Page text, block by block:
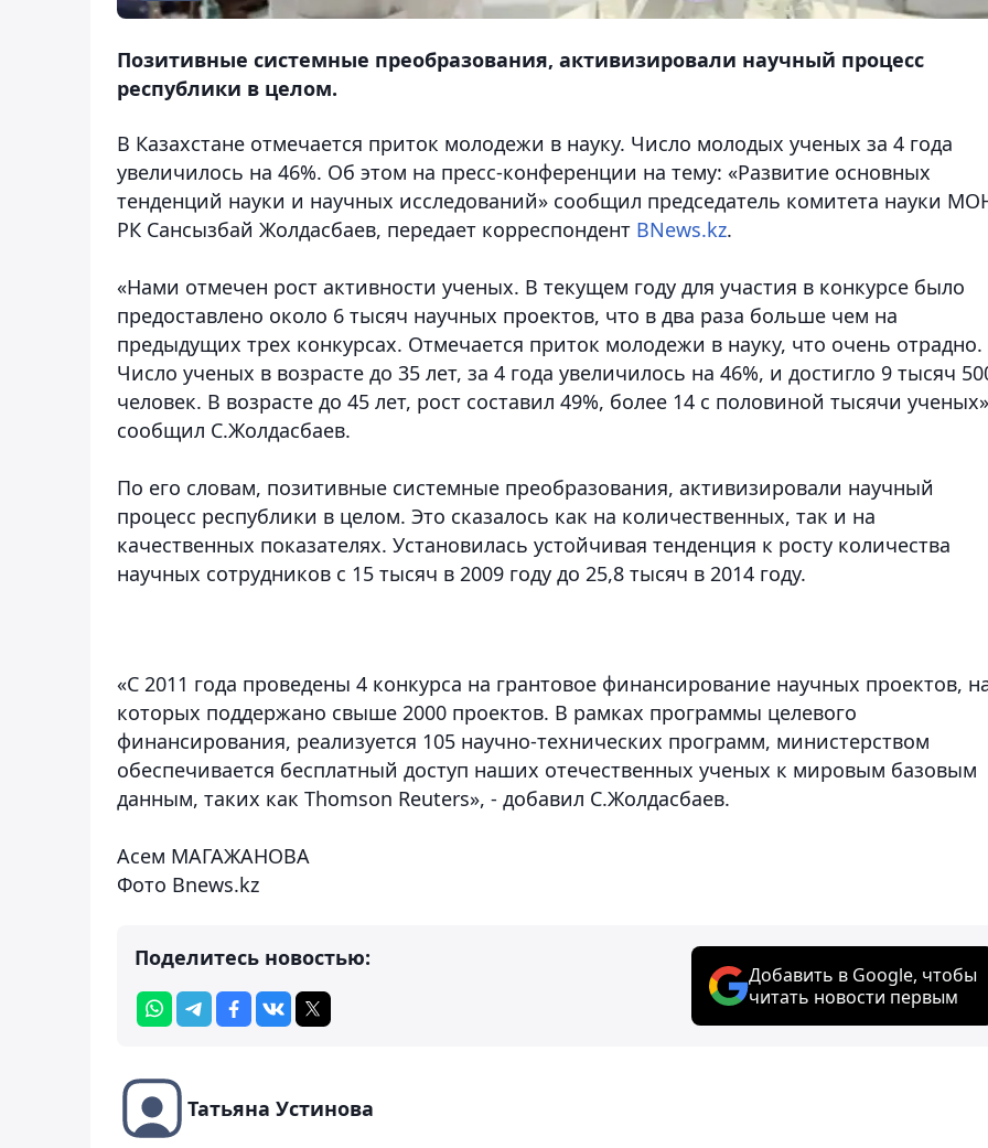
Позитивные системные преобразования, активизировали научный процесс
республики в целом.
В Казахстане отмечается приток молодежи в науку. Число молодых ученых за 4 года
увеличилось на 46%. Об этом на пресс-конференции на тему: «Развитие основных
тенденций науки и научных исследований» сообщил председатель комитета науки
РК Сансызбай Жолдасбаев, передает корреспондент BNews.kz.
«Нами отмечен рост активности ученых. В текущем году для участия в конкурсе было
предоставлено около 6 тысяч научных проектов, что в два раза больше чем на
предыдущих трех конкурсах. Отмечается приток молодежи в науку, что очень отрадно.
Число ученых в возрасте до 35 лет, за 4 года увеличилось на 46%, и достигло 9 тысяч
человек. В возрасте до 45 лет, рост составил 49%, более 14 с половиной тысячи
сообщил С.Жолдасбаев.
По его словам, позитивные системные преобразования, активизировали научный
процесс республики в целом. Это сказалось как на количественных, так и на
качественных показателях. Установилась устойчивая тенденция к росту количества
научных сотрудников с 15 тысяч в 2009 году до 25,8 тысяч в 2014 году.
«С 2011 года проведены 4 конкурса на грантовое финансирование научных проектов,
которых поддержано свыше 2000 проектов. В рамках программы целевого
финансирования, реализуется 105 научно-технических программ, министерством
обеспечивается бесплатный доступ наших отечественных ученых к мировым базовым
данным, таких как Thomson Reuters», - добавил С.Жолдасбаев.
Асем МАГАЖАНОВА
Фото Bnews.kz
Поделитесь новостью:
Добавить в Google, чтобы
читать новости первым
Татьяна Устинова